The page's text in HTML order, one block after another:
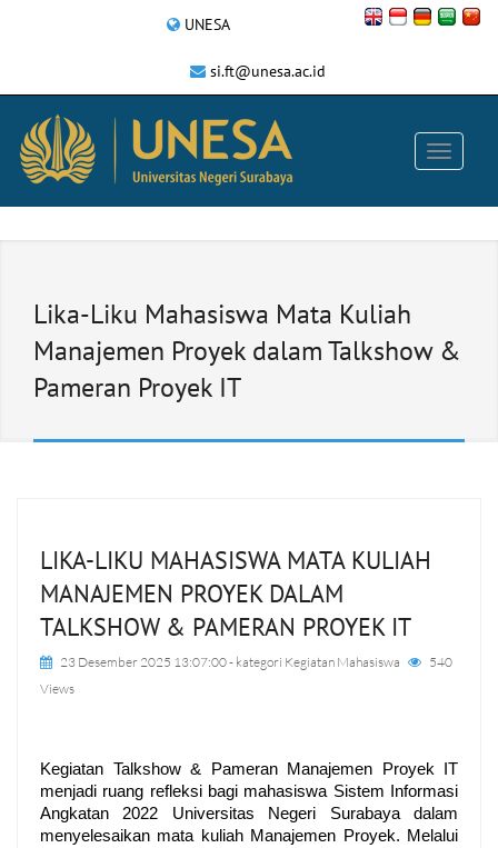
UNESA
si.ft@unesa.ac.id
Lika-Liku Mahasiswa Mata Kuliah
Manajemen Proyek dalam Talkshow &
Pameran Proyek IT
LIKA-LIKU MAHASISWA MATA KULIAH
MANAJEMEN PROYEK DALAM
TALKSHOW & PAMERAN PROYEK IT
23 Desember 2025 13:07:00- kategori Kegiatan Mahasiswa
540
Views
Kegiatan Talkshow & Pameran Manajemen Proyek IT
menjadi ruang refleksi bagi mahasiswa Sistem Informasi
Angkatan 2022 Universitas Negeri Surabaya dalam
menyelesaikan mata kuliah Manajemen Proyek. Melalui